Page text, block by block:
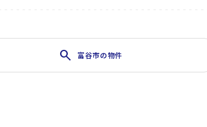
search 富谷市の物件